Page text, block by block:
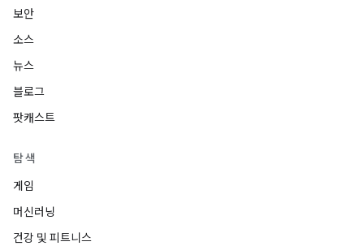
보안
소스
뉴스
블로그
팟캐스트
탐색
게임
머신러닝
건강 및 피트니스